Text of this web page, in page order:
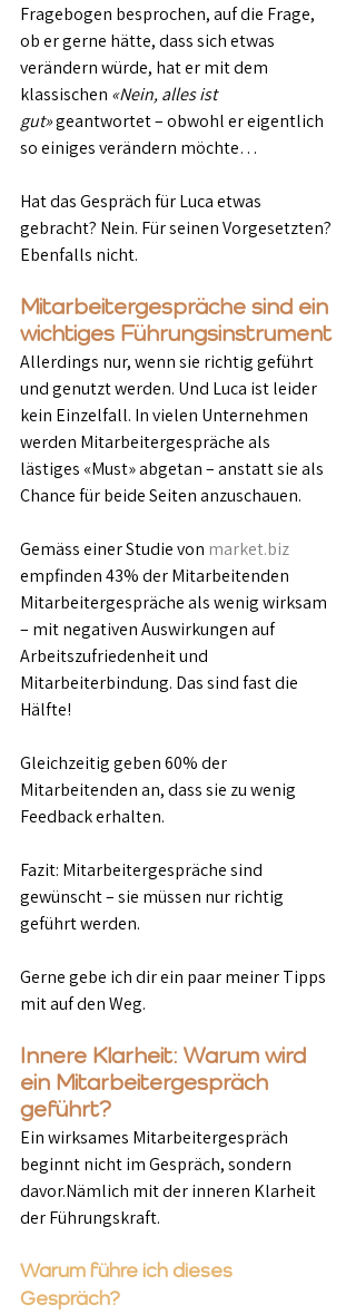
Fragebogen besprochen, auf die Frage,
ob er gerne hätte, dass sich etwas
verändern würde, hat er mit dem
klassischen «Nein, alles ist
gut» geantwortet – obwohl er eigentlich
so einiges verändern möchte…
Hat das Gespräch für Luca etwas
gebracht? Nein. Für seinen Vorgesetzten?
Ebenfalls nicht.
Mitarbeitergespräche sind ein
wichtiges Führungsinstrument
Allerdings nur, wenn sie richtig geführt
und genutzt werden. Und Luca ist leider
kein Einzelfall. In vielen Unternehmen
werden Mitarbeitergespräche als
lästiges «Must» abgetan – anstatt sie als
Chance für beide Seiten anzuschauen.
Gemäss einer Studie von market.biz
empfinden 43% der Mitarbeitenden
Mitarbeitergespräche als wenig wirksam
– mit negativen Auswirkungen auf
Arbeitszufriedenheit und
Mitarbeiterbindung. Das sind fast die
Hälfte!
Gleichzeitig geben 60% der
Mitarbeitenden an, dass sie zu wenig
Feedback erhalten.
Fazit: Mitarbeitergespräche sind
gewünscht – sie müssen nur richtig
geführt werden.
Gerne gebe ich dir ein paar meiner Tipps
mit auf den Weg.
Innere Klarheit: Warum wird
ein Mitarbeitergespräch
geführt?
Ein wirksames Mitarbeitergespräch
beginnt nicht im Gespräch, sondern
davor.Nämlich mit der inneren Klarheit
der Führungskraft.
Warum führe ich dieses
Gespräch?